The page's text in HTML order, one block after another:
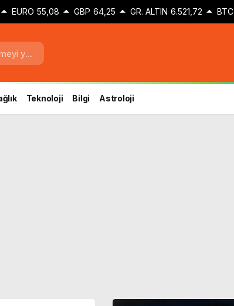
EURO 55,08 GBP 64,25 GR. ALTIN 6.521,72 BTC
Teknoloji Bilgi Astroloji